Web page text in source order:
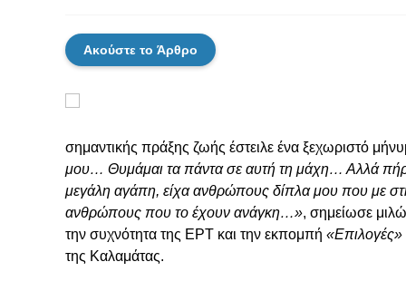
Ακούστε το Άρθρο
σημαντικής πράξης ζωής έστειλε ένα ξεχωριστό
μου… Θυμάμαι τα πάντα σε αυτή τη μάχη… Αλλά
μεγάλη αγάπη, είχα ανθρώπους δίπλα μου που με
ανθρώπους που το έχουν ανάγκη…», σημείωσε
την συχνότητα της ΕΡΤ και την εκπομπή «Επιλογές»
της Καλαμάτας.